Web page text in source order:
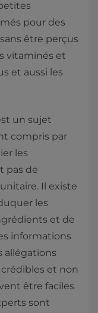
pour des
être perçus
vitaminés et
et aussi les
un sujet
compris par
les
pas de
Il existe
les
et de
informations
allégations
et non
être faciles
sont